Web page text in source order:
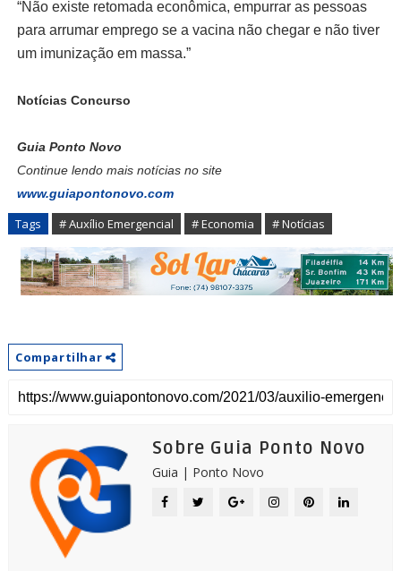
“Não existe retomada econômica, empurrar as pessoas
para arrumar emprego se a vacina não chegar e não tiver
um imunização em massa.”
Notícias Concurso
Guia Ponto Novo
Continue lendo mais notícias no site
www.guiapontonovo.com
Tags # Auxílio Emergencial # Economia # Notícias
Compartilhar
Sobre Guia Ponto Novo
Guia | Ponto Novo